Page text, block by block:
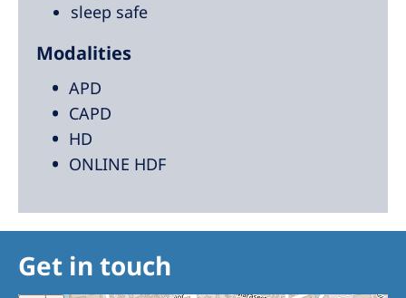
sleep safe
Modalities
APD
CAPD
HD
ONLINE HDF
Get in touch